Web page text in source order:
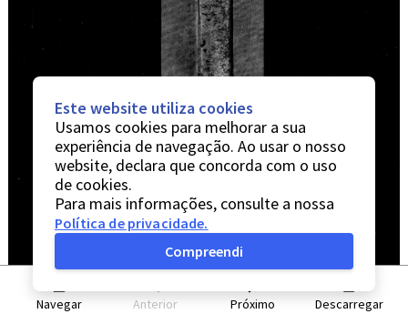
Navegar Anterior Próximo Descarregar
Este website utiliza cookies
Usamos cookies para melhorar a sua
experiência de navegação. Ao usar o nosso
website, declara que concorda com o uso
de cookies.
Para mais informações, consulte a nossa
Política de privacidade.
Compreendi